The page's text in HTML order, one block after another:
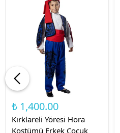
₺ 1,400.00
Kırklareli Yöresi Hora
Kostümü Erkek Çocuk